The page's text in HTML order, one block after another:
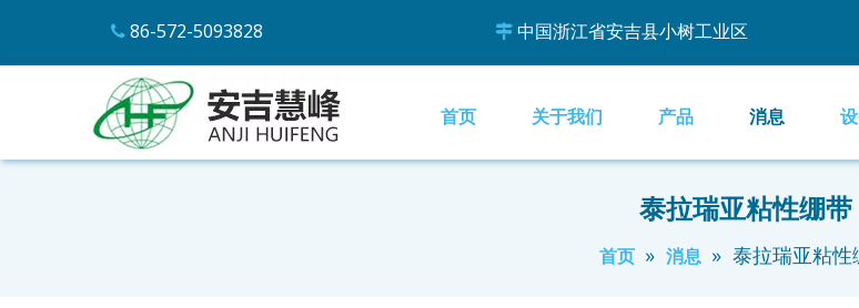
86-572-5093828  中国浙江省安吉县小树工业区
首页 关于我们 产品 消息
泰拉瑞亚粘性绷带
首页 » 消息 » 泰拉瑞亚粘性